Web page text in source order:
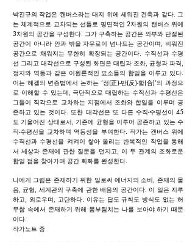
박진규의 작업은 캔버스라는 대지 위에 세워진 건축과 같다. 그
는 체계적으로 교차되는 선들로 평면적인 2차원의 캔버스 위에
3차원의 공간을 구성한다. 그가 구축하는 공간은 외부와 단절된
공간이 아니라 안과 밖을 자유로이 넘나드는 공간이며, 비워진
공간으로 채워지는 무한히 확장되는 공간이다. 수직선과 수평
선 그리고 대각선으로 구성된 화면은 대립과 조화, 균형과 파격,
정지와 역동과 같은 이원론적인 요소들의 합일을 이루고 있다.
이는 헤겔의 변증법에서 논하는 ‘정(正)-반(反)-합(合)’의 과정으
로 이해할 수 있는데, 극단적으로 대립하는 수직선과 수평선은
그들이 직각으로 교차하는 지점에서 조화와 합일을 이루며 공
존하고 있는 것이다. 또한 대각선은 또 다른 수직-수평선이 45
도 기울어진 상태로서, 기존에 균형을 이루어 공존하고 있는 수
직-수평선을 교차하며 역동성을 부여한다. 작가는 캔버스 위에
수직선과 수평선을 켜켜이 쌓아 올리는 반복적인 작업을 통해
서 세상과 존재에 관한 질문을 던지고, 이 두 관계의 조화로운
합일 점을 찾아가며 공간 회화를 완성한다.
나에게 그림은 존재하기 위한 일로써 에너지의 소비, 존재의 물
음, 균형, 세계관의 구축에 관한 배움의 공간이다. 이 일은 지루
하고, 외로우며, 고단하다. 이유는 답도 규칙도 방식도 없는 허
무함 속에서 존재하기 위해 몸부림치는 나를 보아야 하기 때문
이다.
작가노트 중